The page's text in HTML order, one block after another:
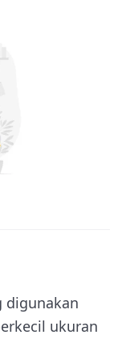
digunakan
ukuran